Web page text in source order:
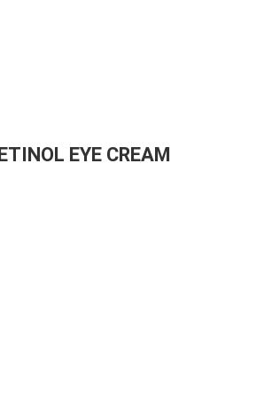
EYE CREAM